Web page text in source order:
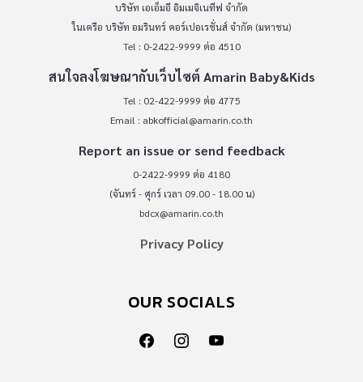
บริษัท เอเอ็มอี อิมเมจิเนทีฟ จำกัด
ในเครือ บริษัท อมรินทร์ คอร์เปอเรชั่นส์ จำกัด (มหาชน)
Tel : 0-2422-9999 ต่อ 4510
สนใจลงโฆษณากับเว็บไซต์ Amarin Baby&Kids
Tel : 02-422-9999 ต่อ 4775
Email : abkofficial@amarin.co.th
Report an issue or send feedback
0-2422-9999 ต่อ 4180
(จันทร์ - ศุกร์ เวลา 09.00 - 18.00 น)
bdcx@amarin.co.th
Privacy Policy
OUR SOCIALS